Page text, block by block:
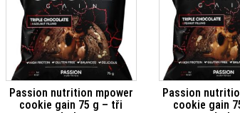
Passion nutrition mpower
cookie gain 75 g – tři
Passion
cookie gain